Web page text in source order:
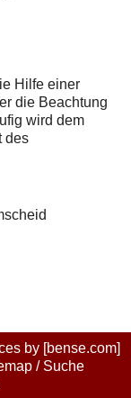
Hilfe einer
die Beachtung
wird dem
des
by [bense.com]
/ Suche